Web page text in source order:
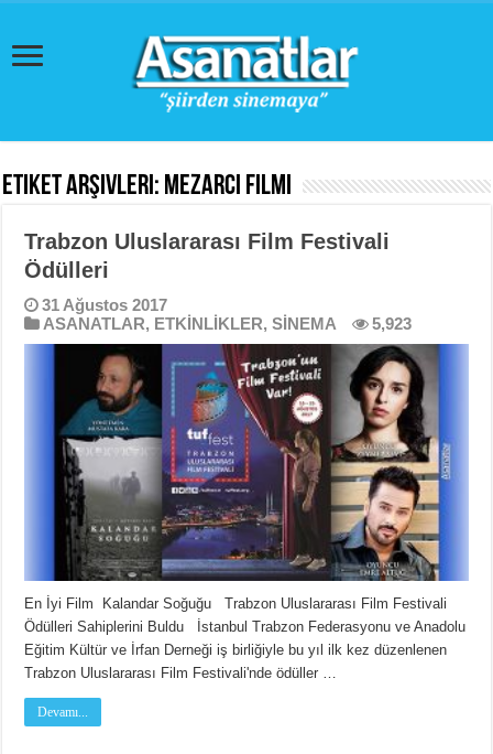
Etiket Arşivleri: Mezarcı filmi
Trabzon Uluslararası Film Festivali
Ödülleri
31 Ağustos 2017
ASANATLAR, ETKİNLİKLER,SİNEMA 5,923
En İyi Film Kalandar Soğuğu Trabzon Uluslararası Film Festivali
Ödülleri Sahiplerini Buldu İstanbul Trabzon Federasyonu ve Anadolu
Eğitim Kültür ve İrfan Derneği iş birliğiyle bu yıl ilk kez düzenlenen
Trabzon Uluslararası Film Festivali'nde ödüller …
Devamı...